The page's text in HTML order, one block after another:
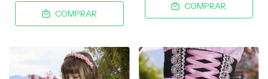
COMPRAR
COMPRAR